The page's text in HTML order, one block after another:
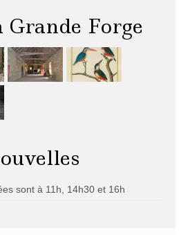
Grande Forge
sont à 11h, 14h30 et 16h